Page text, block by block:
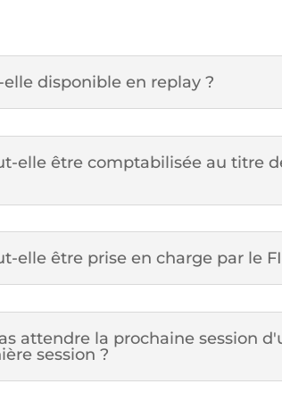
disponible en replay ?
elle être comptabilisée au titre
elle être prise en charge par le
attendre la prochaine session
session ?